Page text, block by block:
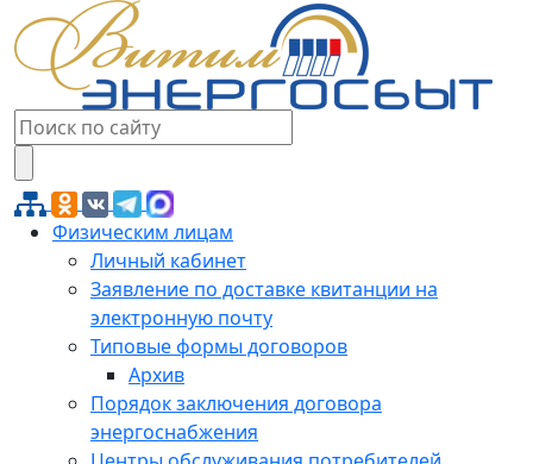
Физическим лицам
Личный кабинет
Заявление по доставке квитанции на
электронную почту
Типовые формы договоров
Архив
Порядок заключения договора
энергоснабжения